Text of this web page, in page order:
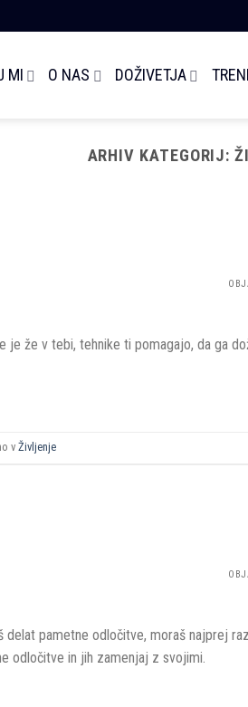
MI O NAS DOŽIVETJA
ARHIV KATEGORIJ:
je že v tebi, tehnike ti pomagajo, da ga
vŽivljenje
delat pametne odločitve, moraš najprej
odločitve in jih zamenjaj z svojimi.